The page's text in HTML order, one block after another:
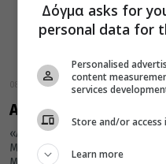
08 Μαΐου 2013
Από τις Η.Π.Α.
«Αναστάσιμο χαρμόσυνο
Μητροπολίτης Δημητριάδος κ.
Δόγμα asks for
personal data for
Personalised
content
services
Store and/or
Learn more